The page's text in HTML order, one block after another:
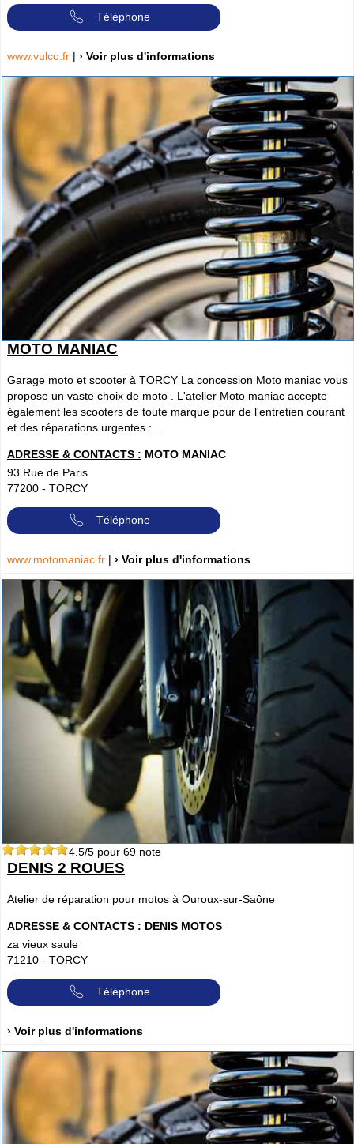
Téléphone
www.vulco.fr | › Voir plus d'informations
MOTO MANIAC
Garage moto et scooter à TORCY La concession Moto maniac vous
propose un vaste choix de moto . L'atelier Moto maniac accepte
également les scooters de toute marque pour de l'entretien courant
et des réparations urgentes :...
ADRESSE & CONTACTS : MOTO MANIAC
93 Rue de Paris
77200 - TORCY
Téléphone
www.motomaniac.fr | › Voir plus d'informations
4.5/5 pour 69 note
DENIS 2 ROUES
Atelier de réparation pour motos à Ouroux-sur-Saône
ADRESSE & CONTACTS : DENIS MOTOS
za vieux saule
71210 - TORCY
Téléphone
› Voir plus d'informations